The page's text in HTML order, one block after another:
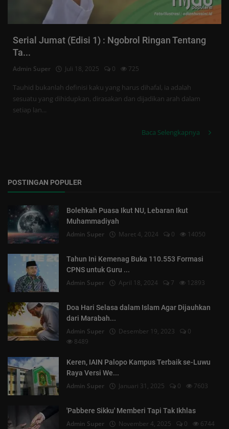
Tren
Masuk
Daftar
Serial Jumat (Edisi 1) : Ngobrol Ringan Tentang
Ta...
Admin Super Juli 18, 2025 0 725
Tauhid bukanlah definisi kaku yang harus dihafal, ia adalah
sesuatu yang dihidupkan, dirasakan dan dijadikan arah dalam
setiap lan...
Baca Selengkapnya
POSTINGAN POPULER
Bolehkah Puasa Ikut NU, Lebaran Ikut
Muhammadiyah
Admin Super Maret 4, 2024 0 14050
Tahun Ini Kemenag Buka 110.553 Formasi
CPNS untuk Guru ...
Admin Super April 18, 2024 7 12893
Doa Hari Selasa dalam Islam Agar Dijauhkan
dari Marabah...
Admin Super Desember 19, 2023
0
8489
Keren, IAIN Palopo Kampus Terbaik se-Luwu
Raya Versi We...
Admin Super Januari 31, 2025 0 7603
'Pabbere Sikku' Memberi Tapi Tak Ikhlas
Admin Super November 4, 2025 0 6744